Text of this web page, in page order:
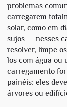
problemas
carregarem
solar, como em
sujos — nesses
resolver, limpe
los com água ou
carregamento
painéis: eles
árvores ou